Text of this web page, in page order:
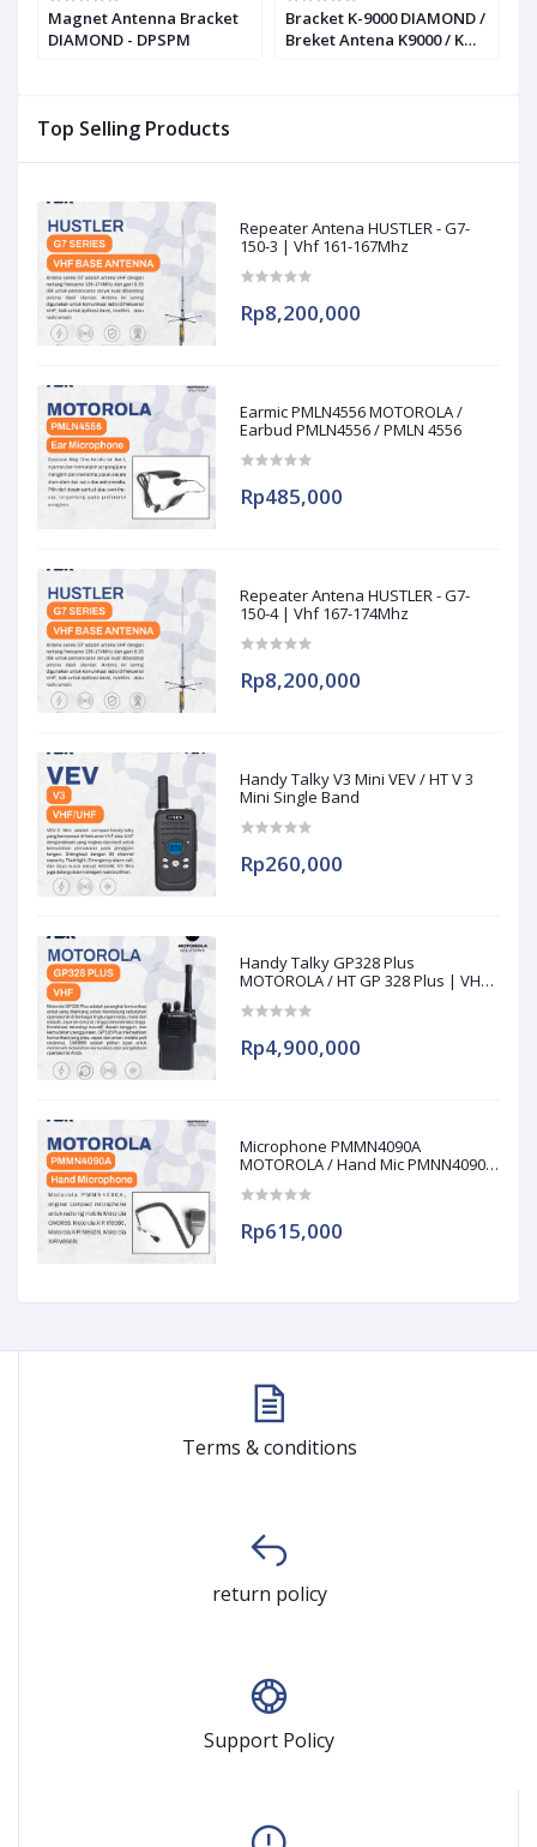
Top Selling Products
Repeater Antena HUSTLER - G7-
150-3 | Vhf 161-167Mhz
Rp8,200,000
Earmic PMLN4556 MOTOROLA /
Earbud PMLN4556 / PMLN 4556
Rp485,000
Repeater Antena HUSTLER - G7-
150-4 | Vhf 167-174Mhz
Rp8,200,000
Handy Talky V3 Mini VEV / HT V 3
Mini Single Band
Rp260,000
Handy Talky GP328 Plus
MOTOROLA / HT GP 328 Plus | VHF
Rp4,900,000
Microphone PMMN4090A
MOTOROLA / Hand Mic PMNN4090A
Rp615,000
Magnet Antenna Bracket
DIAMOND - DPSPM
Bracket K-9000 DIAMOND /
Breket Antena K9000 / K
Terms & conditions
return policy
Support Policy